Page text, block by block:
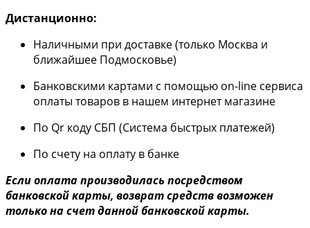
Дистанционно:
Наличными при доставке (только Москва и
ближайшее Подмосковье)
Банковскими картами с помощью on-line сервиса
оплаты товаров в нашем интернет магазине
По Qr коду СБП (Система быстрых платежей)
По счету на оплату в банке
Если оплата производилась посредством
банковской карты, возврат средств возможен
только на счет данной банковской карты.